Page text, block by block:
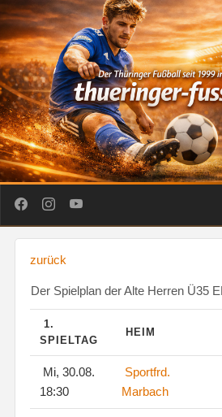
zurück
Der Spielplan der Alte Herren Ü35
1.
SPIELTAG
HEIM
Mi, 30.08.
18:30
Sportfrd.
Marbach